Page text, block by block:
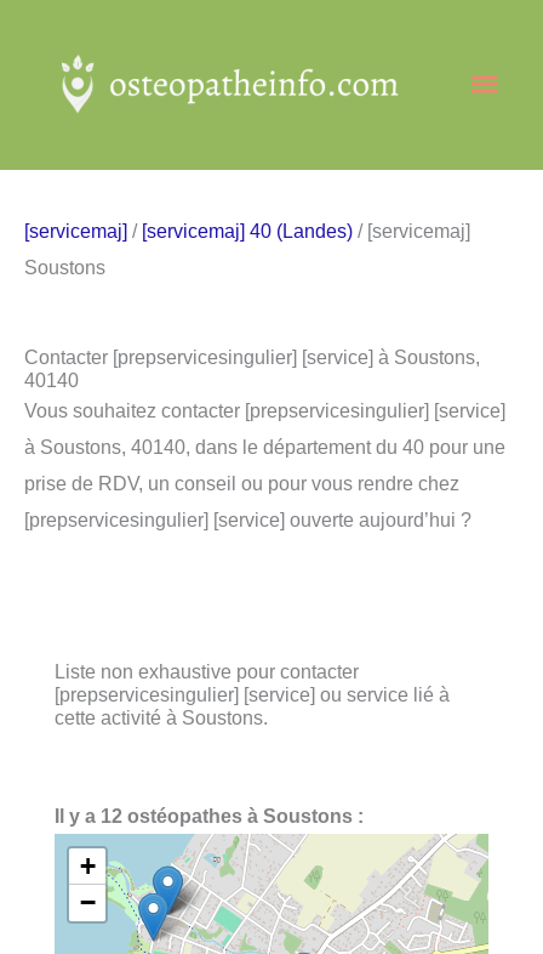
contenu
[servicemaj] / [servicemaj] 40 (Landes) / [servicemaj]
Soustons
Contacter [prepservicesingulier] [service] à Soustons,
40140
Vous souhaitez contacter [prepservicesingulier] [service]
à Soustons, 40140, dans le département du 40 pour une
prise de RDV, un conseil ou pour vous rendre chez
[prepservicesingulier] [service] ouverte aujourd’hui ?
Liste non exhaustive pour contacter
[prepservicesingulier] [service] ou service lié à
cette activité à Soustons.
Il y a 12 ostéopathes à Soustons :
+
−